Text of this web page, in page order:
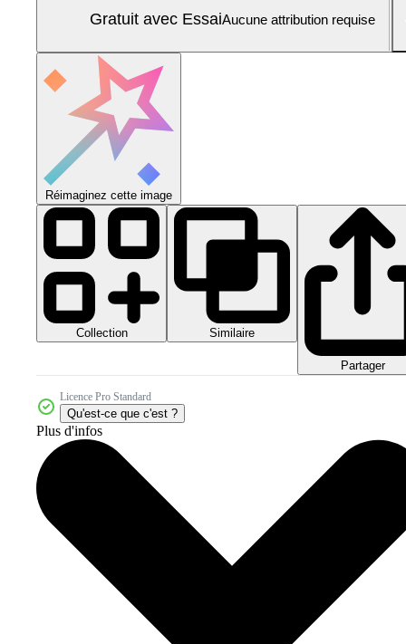
Gratuit avec EssaiAucune attribution requise
Réimaginez cette image
Collection Similaire
Partager
Licence Pro Standard
Qu'est-ce que c'est ?
Plus d'infos